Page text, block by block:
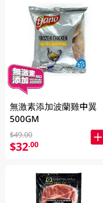
無激素添加波蘭雞中翼
500GM
$49.00
$32.00